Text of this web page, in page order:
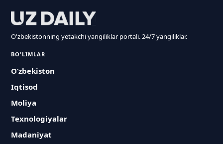
O'zbekistonning yetakchi yangiliklar portali. 24/7 yangiliklar.
BO'LIMLAR
O‘zbekiston
Iqtisod
Moliya
Texnologiyalar
Madaniyat